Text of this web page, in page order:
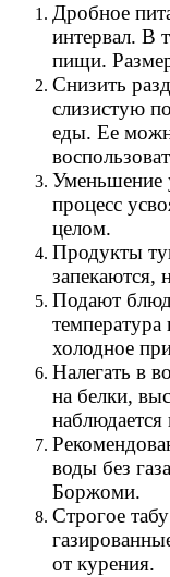
Дробное
интервал. В
пищи.
Снизить
слизистую
еды. Ее
Уменьшение
процесс
целом.
Продукты
запекаются,
Подают
холодное
Налегать в
на белки,
наблюдается
воды без
Боржоми.
Строгое
от курения.